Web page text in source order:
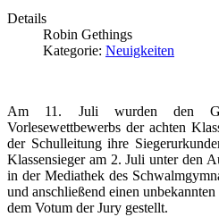
Details
Robin Gethings
Kategorie: Neuigkeiten
Am 11. Juli wurden den
Vorlesewettbewerbs der achten
der Schulleitung ihre
Klassensieger am 2. Juli unter den
in der Mediathek des
und anschließend einen
dem Votum der Jury gestellt.